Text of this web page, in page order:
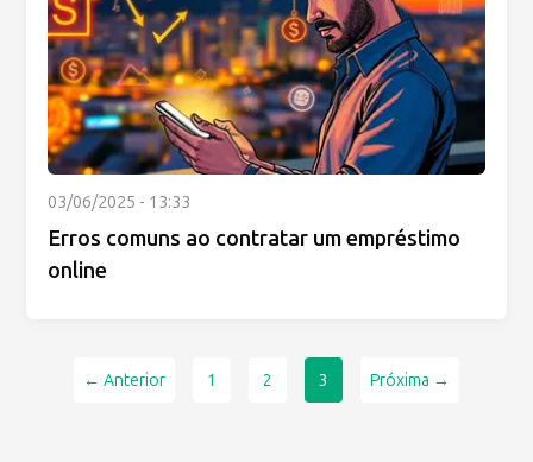
03/06/2025 - 13:33
Erros comuns ao contratar um empréstimo
online
← Anterior 1 2 3 Próxima →